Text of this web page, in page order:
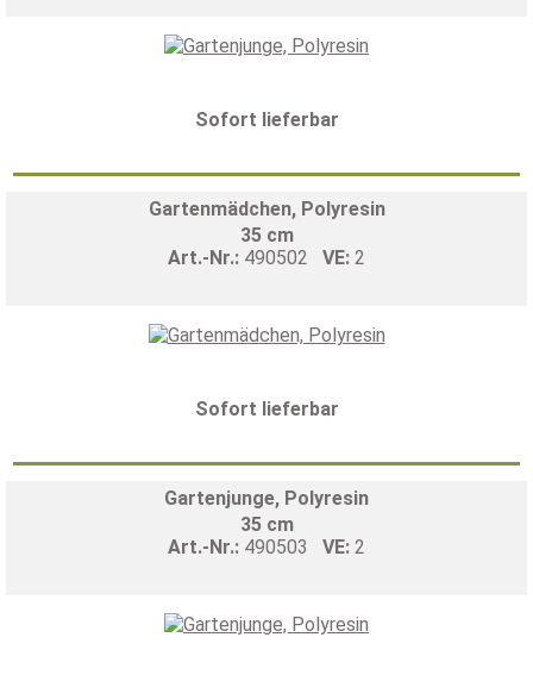
Sofort lieferbar
Gartenmädchen, Polyresin
35 cm
Art.-Nr.: 490502 VE: 2
Sofort lieferbar
Gartenjunge, Polyresin
35 cm
Art.-Nr.: 490503 VE: 2